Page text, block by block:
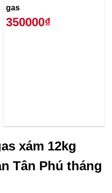
gas
350000₫
xám 12kg
Tân Phú tháng